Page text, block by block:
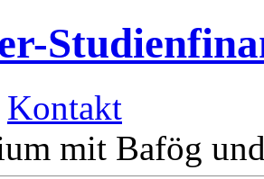
Kontakt
mit Bafög